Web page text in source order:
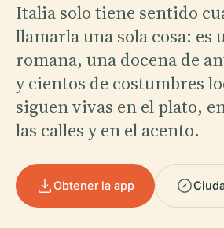
Italia solo tiene sentido
llamarla una sola cosa: es
romana, una docena de
y cientos de costumbres
siguen vivas en el plato,
las calles y en el acento.
Obtener la app